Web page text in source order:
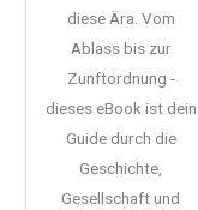
diese Ära. Vom
Ablass bis zur
Zunftordnung -
dieses eBook ist dein
Guide durch die
Geschichte,
Gesellschaft und